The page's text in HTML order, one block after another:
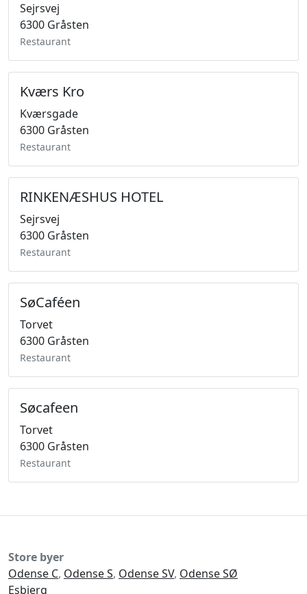
Sejrsvej
6300 Gråsten
Restaurant
Kværs Kro
Kværsgade
6300 Gråsten
Restaurant
RINKENÆSHUS HOTEL
Sejrsvej
6300 Gråsten
Restaurant
SøCaféen
Torvet
6300 Gråsten
Restaurant
Søcafeen
Torvet
6300 Gråsten
Restaurant
Store byer
Odense C, Odense S, Odense SV, Odense SØ
Esbjerg